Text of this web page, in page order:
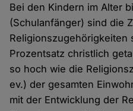
Bei den Kindern im Alter
(Schulanfänger) sind die
Religionszugehörigkeiten
Prozentsatz christlich
so hoch wie die
ev.) der gesamten
mit der Entwicklung der